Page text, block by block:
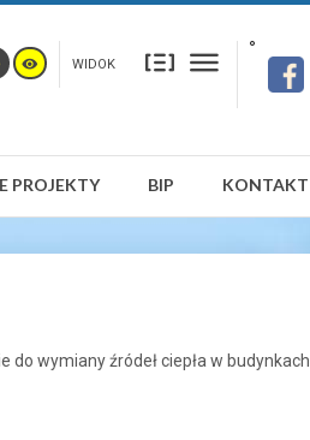
WIDOK
PROJEKTY BIP KONTAKT
wymiany źródeł ciepła w budynkach